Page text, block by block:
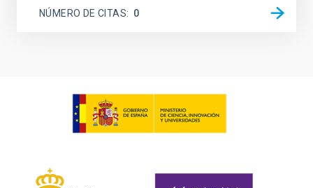
NÚMERO DE CITAS 0